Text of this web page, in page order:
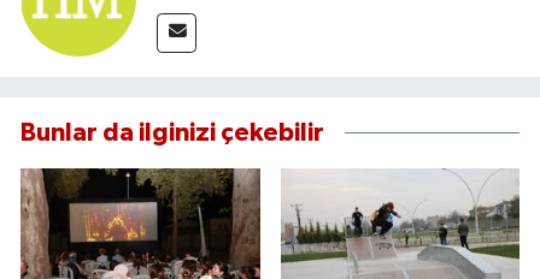
Bunlar da ilginizi çekebilir